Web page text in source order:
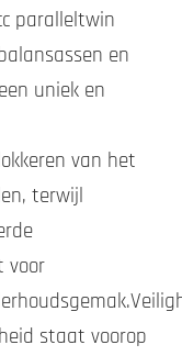
paralleltwin
en
uniek en
van het
terwijl
voor
staat voorop